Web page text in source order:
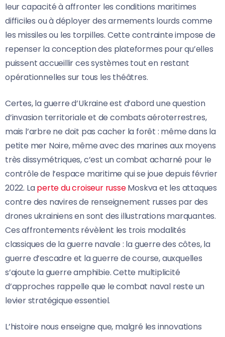
leur capacité à affronter les conditions maritimes
difficiles ou à déployer des armements lourds comme
les missiles ou les torpilles. Cette contrainte impose de
repenser la conception des plateformes pour qu’elles
puissent accueillir ces systèmes tout en restant
opérationnelles sur tous les théâtres.
Certes, la guerre d’Ukraine est d’abord une question
d’invasion territoriale et de combats aéroterrestres,
mais l’arbre ne doit pas cacher la forêt : même dans la
petite mer Noire, même avec des marines aux moyens
très dissymétriques, c’est un combat acharné pour le
contrôle de l’espace maritime qui se joue depuis février
2022. Laperte du croiseur russeMoskva et les attaques
contre des navires de renseignement russes par des
drones ukrainiens en sont des illustrations marquantes.
Ces affrontements révèlent les trois modalités
classiques de la guerre navale : la guerre des côtes, la
guerre d’escadre et la guerre de course, auxquelles
s’ajoute la guerre amphibie. Cette multiplicité
d’approches rappelle que le combat naval reste un
levier stratégique essentiel.
L’histoire nous enseigne que, malgré les innovations